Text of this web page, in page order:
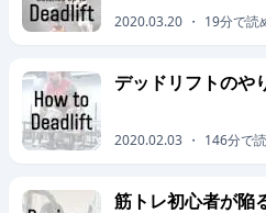
2020.03.20 ・ 19分で読
デッドリフトのや
2020.02.03 ・ 146分で
筋トレ初心者が陥